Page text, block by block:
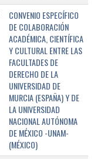
CONVENIO ESPECÍFICO
DE COLABORACIÓN
ACADÉMICA, CIENTÍFICA
Y CULTURAL ENTRE LAS
FACULTADES DE
DERECHO DE LA
UNIVERSIDAD DE
MURCIA (ESPAÑA) Y DE
LA UNIVERSIDAD
NACIONAL AUTÓNOMA
DE MÉXICO -UNAM-
(MÉXICO)